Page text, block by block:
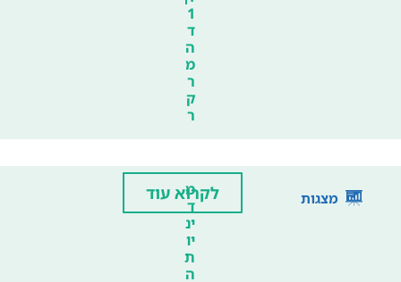
1
ד
ה
מ
ר
ק
ר
מצגות
מ
ד
ינ
יו
ת
ה
לקרוא עוד